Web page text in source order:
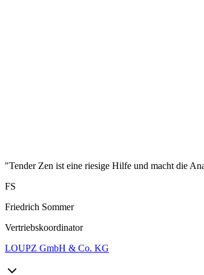
"Tender Zen ist eine riesige Hilfe und macht die
FS
Friedrich Sommer
Vertriebskoordinator
LOUPZ GmbH & Co. KG